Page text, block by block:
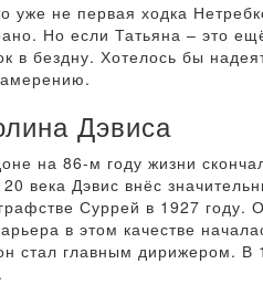
уже не первая ходка
Но если Татьяна – это
в бездну. Хотелось бы
Дэвиса
на 86-м году жизни
века Дэвис внёс
Суррей в 1927 году.
в этом качестве
стал главным дирижером. В